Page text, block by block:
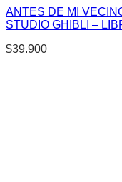
ANTES DE MI
STUDIO GHIBLI –
$39.900